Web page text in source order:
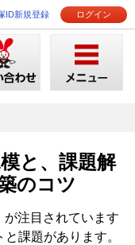
ID新規登録 ログイン
と、課題解
のコツ
注目されています
課題があります。